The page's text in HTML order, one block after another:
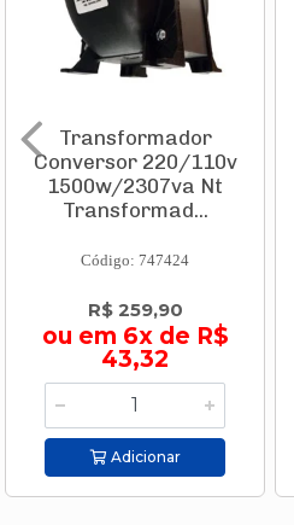
Transformador
Conversor 220/110v
1500w/2307va Nt
Transformad...
Código: 747424
R$ 259,90
ou em 6x de R$
43,32
Adicionar